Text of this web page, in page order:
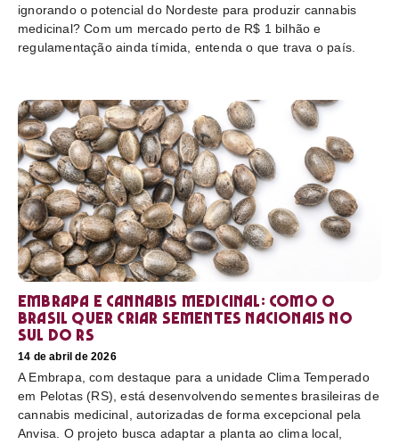
ignorando o potencial do Nordeste para produzir cannabis
medicinal? Com um mercado perto de R$ 1 bilhão e
regulamentação ainda tímida, entenda o que trava o país.
Embrapa e cannabis medicinal: como o
Brasil quer criar sementes nacionais no
sul do RS
14 de abril de 2026
A Embrapa, com destaque para a unidade Clima Temperado
em Pelotas (RS), está desenvolvendo sementes brasileiras de
cannabis medicinal, autorizadas de forma excepcional pela
Anvisa. O projeto busca adaptar a planta ao clima local,